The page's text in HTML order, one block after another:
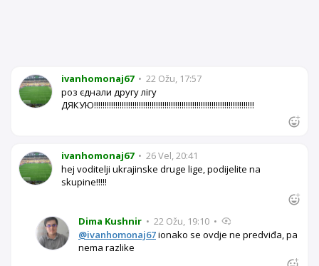
ivanhomonaj67 • 22 Ožu, 17:57
роз єднали другу лігу
ДЯКУЮ!!!!!!!!!!!!!!!!!!!!!!!!!!!!!!!!!!!!!!!!!!!!!!!!!!!!!!!!!!!!!!!!!!!!!!!!!!!
ivanhomonaj67 • 26 Vel, 20:41
hej voditelji ukrajinske druge lige, podijelite na
skupine!!!!!
Dima Kushnir • 22 Ožu, 19:10 •
@ivanhomonaj67ionako se ovdje ne predviđa, pa
nema razlike